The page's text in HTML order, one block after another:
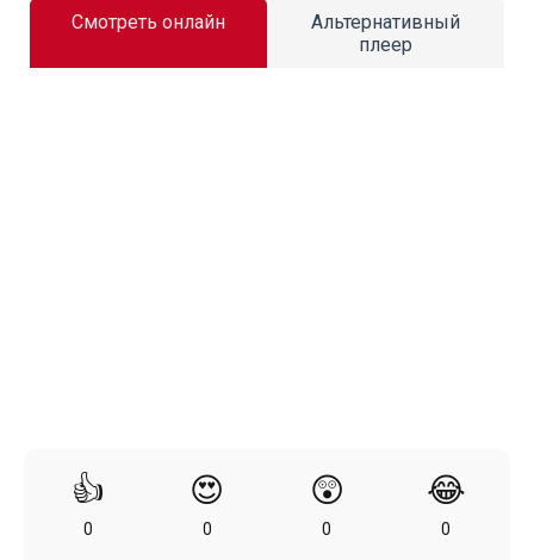
Смотреть онлайн
Альтернативный
плеер
👍
0
😍
0
😲
0
😂
0